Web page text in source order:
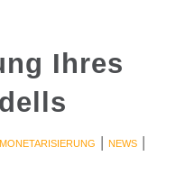
Ihres
MONETARISIERUNG | NEWS|